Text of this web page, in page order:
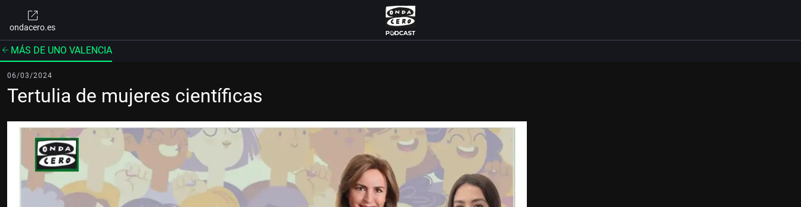
ondacero.es
MÁS DE UNO VALENCIA
06/03/2024
Tertulia de mujeres científicas